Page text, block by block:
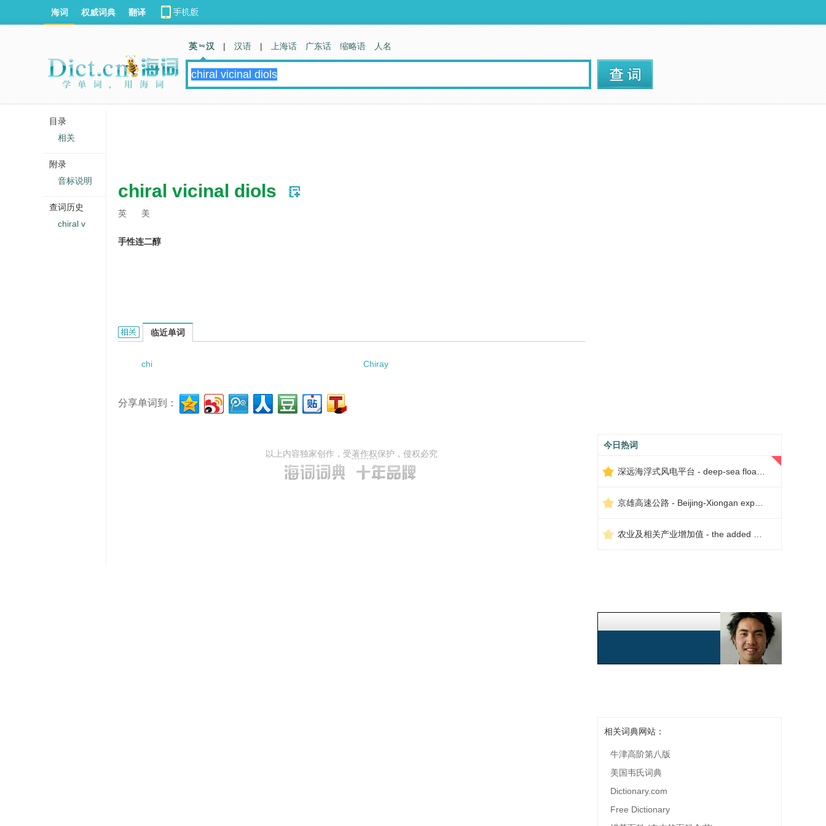
chiral vicinal diols
英 美
手性连二醇
chiral vicinal diols的相关资料：
临近单词
chi Chiray
分享单词到：
以上内容独家创作，受著作权保护，侵权必究
今日热词
相关词典网站：
牛津高阶第八版
美国韦氏词典
Dictionary.com
Free Dictionary
海词 权威词典 翻译
英 汉 | 汉语 | 上海话 广东话 缩略语 人名
目录
相关
附录
音标说明
查词历史
chiral v